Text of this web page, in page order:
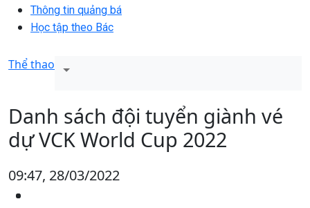
Thông tin quảng bá
Học tập theo Bác
Thể thao
Danh sách đội tuyển giành vé
dự VCK World Cup 2022
09:47, 28/03/2022